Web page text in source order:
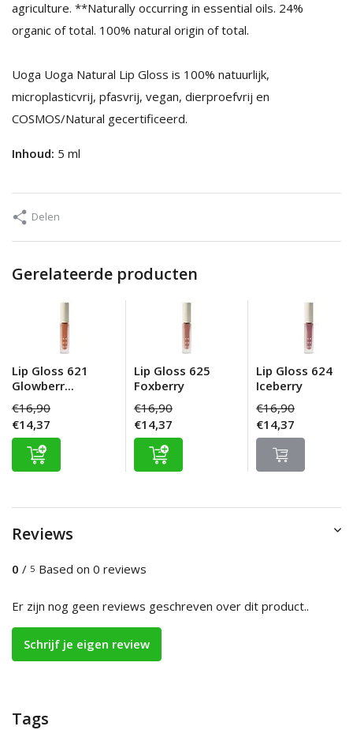
agriculture. **Naturally occurring in essential oils. 24%
organic of total. 100% natural origin of total.
Uoga Uoga Natural Lip Gloss is 100% natuurlijk,
microplasticvrij, pfasvrij, vegan, dierproefvrij en
COSMOS/Natural gecertificeerd.
Inhoud: 5 ml
Delen
Gerelateerde producten
Lip Gloss 621
Glowberr...
€16,90
€14,37
Lip Gloss 625
Foxberry
€16,90
€14,37
Lip Gloss 624
Iceberry
€16,90
€14,37
Reviews
0 / 5 Based on 0 reviews
Er zijn nog geen reviews geschreven over dit product..
Schrijf je eigen review
Tags